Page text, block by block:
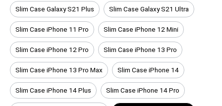
Slim Case Galaxy S21 Plus Slim Case Galaxy S21 Ultra
Slim Case iPhone 11 Pro Slim Case iPhone 12 Mini
Slim Case iPhone 12 Pro Slim Case iPhone 13 Pro
Slim Case iPhone 13 Pro Max Slim Case iPhone 14
Slim Case iPhone 14 Plus Slim Case iPhone 14 Pro